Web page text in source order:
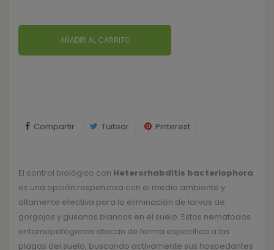
AÑADIR AL CARRITO
Compartir Tuitear Pinterest
El control biológico con Heterorhabditis bacteriophora
es una opción respetuosa con el medio ambiente y
altamente efectiva para la eliminación de larvas de
gorgojos y gusanos blancos en el suelo. Estos nematodos
entomopatógenos atacan de forma específica a las
plagas del suelo, buscando activamente sus hospedantes